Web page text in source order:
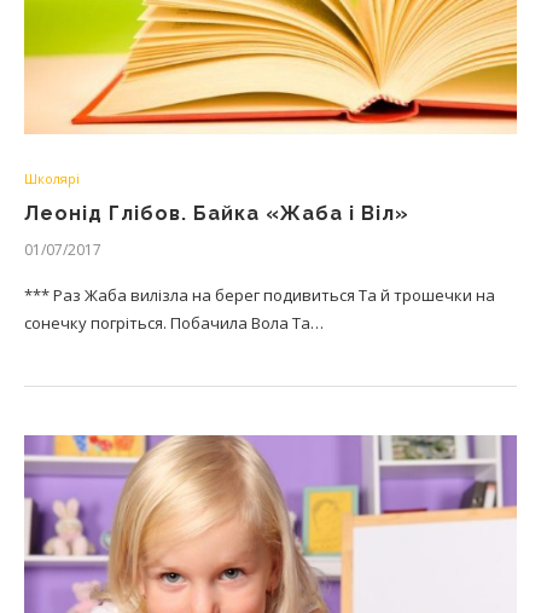
Школярі
Леонід Глібов. Байка «Жаба і Віл»
01/07/2017
*** Раз Жаба вилізла на берег подивиться Та й трошечки на
сонечку погріться. Побачила Вола Та…